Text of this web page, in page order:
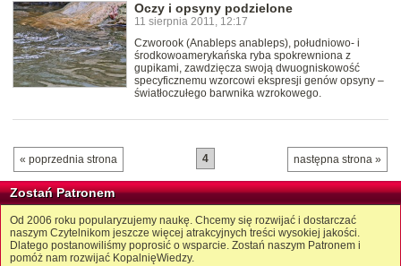
Oczy i opsyny podzielone
11 sierpnia 2011, 12:17
Czworook (Anableps anableps), południowo- i
środkowoamerykańska ryba spokrewniona z
gupikami, zawdzięcza swoją dwuogniskowość
specyficznemu wzorcowi ekspresji genów opsyny –
światłoczułego barwnika wzrokowego.
« poprzednia strona następna strona »
4
Zostań Patronem
Od 2006 roku popularyzujemy naukę. Chcemy się rozwijać i dostarczać
naszym Czytelnikom jeszcze więcej atrakcyjnych treści wysokiej jakości.
Dlatego postanowiliśmy poprosić o wsparcie. Zostań naszym Patronem i
pomóż nam rozwijać KopalnięWiedzy.